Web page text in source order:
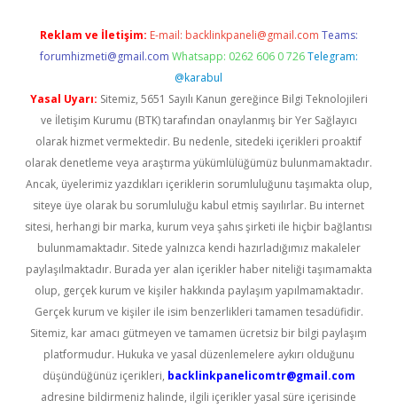
Reklam ve İletişim: E-mail: backlinkpaneli@gmail.com Teams:
forumhizmeti@gmail.com Whatsapp: 0262 606 0 726 Telegram:
@karabul
Yasal Uyarı: Sitemiz, 5651 Sayılı Kanun gereğince Bilgi Teknolojileri
ve İletişim Kurumu (BTK) tarafından onaylanmış bir Yer Sağlayıcı
olarak hizmet vermektedir. Bu nedenle, sitedeki içerikleri proaktif
olarak denetleme veya araştırma yükümlülüğümüz bulunmamaktadır.
Ancak, üyelerimiz yazdıkları içeriklerin sorumluluğunu taşımakta olup,
siteye üye olarak bu sorumluluğu kabul etmiş sayılırlar. Bu internet
sitesi, herhangi bir marka, kurum veya şahıs şirketi ile hiçbir bağlantısı
bulunmamaktadır. Sitede yalnızca kendi hazırladığımız makaleler
paylaşılmaktadır. Burada yer alan içerikler haber niteliği taşımamakta
olup, gerçek kurum ve kişiler hakkında paylaşım yapılmamaktadır.
Gerçek kurum ve kişiler ile isim benzerlikleri tamamen tesadüfidir.
Sitemiz, kar amacı gütmeyen ve tamamen ücretsiz bir bilgi paylaşım
platformudur. Hukuka ve yasal düzenlemelere aykırı olduğunu
düşündüğünüz içerikleri, backlinkpanelicomtr@gmail.com
adresine bildirmeniz halinde, ilgili içerikler yasal süre içerisinde